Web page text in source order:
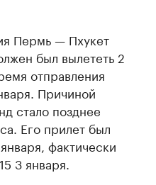
Пермь — Пхукет
был вылететь 2
отправления
Причиной
стало позднее
Его прилет был
фактически
3 января.